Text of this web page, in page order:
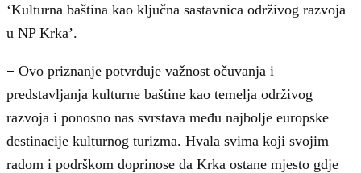
‘Kulturna baština kao ključna sastavnica održivog razvoja
u NP Krka’.
– Ovo priznanje potvrđuje važnost očuvanja i
predstavljanja kulturne baštine kao temelja održivog
razvoja i ponosno nas svrstava među najbolje europske
destinacije kulturnog turizma. Hvala svima koji svojim
radom i podrškom doprinose da Krka ostane mjesto gdje